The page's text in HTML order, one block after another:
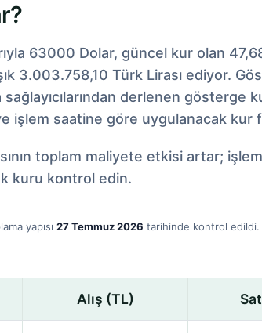
63000 Dolar, güncel kur olan
3.003.758,10 Türk Lirası ediyor.
derlenen gösterge
işlem saatine göre uygulanacak kur
toplam maliyete etkisi artar;
kuru kontrol edin.
yapısı 27 Temmuz 2026 tarihinde kontrol edildi.
Alış (TL)